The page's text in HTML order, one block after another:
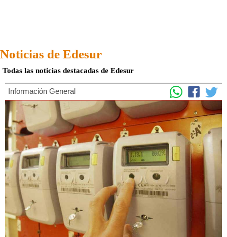
Noticias de Edesur
Todas las noticias destacadas de Edesur
Información General